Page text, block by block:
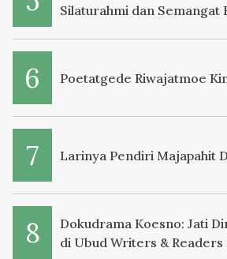
Silaturahmi dan Semangat
Poetatgede Riwajatmoe
Larinya Pendiri Majapahit
Dokudrama Koesno: Jati
di Ubud Writers & Readers